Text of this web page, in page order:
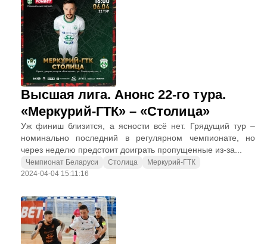
Высшая лига. Анонс 22-го тура.
«Меркурий-ГТК» – «Столица»
Уж финиш близится, а ясности всё нет. Грядущий тур –
номинально последний в регулярном чемпионате, но
через неделю предстоит доиграть пропущенные из-за...
Чемпионат Беларуси Столица
Меркурий-ГТК
2024-04-04 15:11:16